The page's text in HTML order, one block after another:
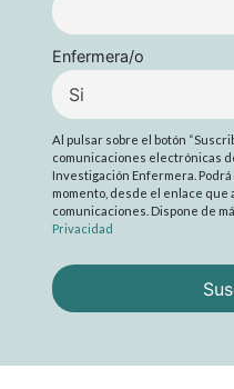
Enfermera/o
Al pulsar sobre el botón
comunicaciones electrónicas
Investigación Enfermera.
momento, desde el enlace que
comunicaciones. Dispone de
Privacidad